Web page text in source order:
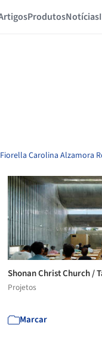
ProdutosNotícias
Carolina Alzamora
Shonan Christ Church /
Projetos
Marcar